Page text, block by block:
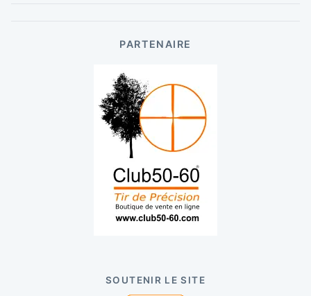
PARTENAIRE
SOUTENIR LE SITE